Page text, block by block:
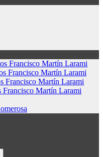
Francisco Martín Larami
Francisco Martín Larami
Francisco Martín Larami
Francisco Martín Larami